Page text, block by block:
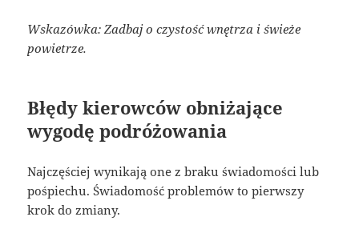
Wskazówka: Zadbaj o czystość wnętrza i świeże
powietrze.
Błędy kierowców obniżające
wygodę podróżowania
Najczęściej wynikają one z braku świadomości lub
pośpiechu. Świadomość problemów to pierwszy
krok do zmiany.